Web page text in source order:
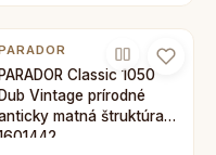
PARADOR Classic 1050
Dub Vintage prírodné
matná štruktúra